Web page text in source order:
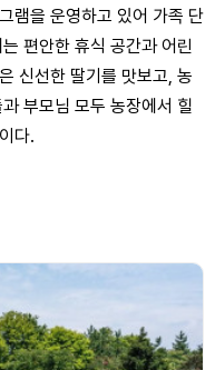
램을 운영하고 있어 가족 단
편안한 휴식 공간과 어린
신선한 딸기를 맛보고, 농
부모님 모두 농장에서 힐
다.